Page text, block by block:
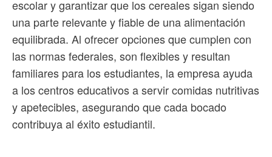
escolar y garantizar que los cereales sigan siendo
una parte relevante y fiable de una alimentación
equilibrada. Al ofrecer opciones que cumplen con
las normas federales, son flexibles y resultan
familiares para los estudiantes, la empresa ayuda
a los centros educativos a servir comidas nutritivas
y apetecibles, asegurando que cada bocado
contribuya al éxito estudiantil.